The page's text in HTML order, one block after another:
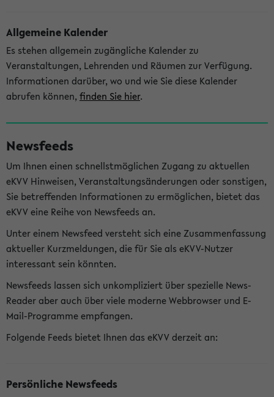
Allgemeine Kalender
Es stehen allgemein zugängliche Kalender zu
Veranstaltungen, Lehrenden und Räumen zur Verfügung.
Informationen darüber, wo und wie Sie diese Kalender
abrufen können, finden Sie hier.
Newsfeeds
Um Ihnen einen schnellstmöglichen Zugang zu aktuellen
eKVV Hinweisen, Veranstaltungsänderungen oder sonstigen,
Sie betreffenden Informationen zu ermöglichen, bietet das
eKVV eine Reihe von Newsfeeds an.
Unter einem Newsfeed versteht sich eine Zusammenfassung
aktueller Kurzmeldungen, die für Sie als eKVV-Nutzer
interessant sein könnten.
Newsfeeds lassen sich unkompliziert über spezielle News-
Reader aber auch über viele moderne Webbrowser und E-
Mail-Programme empfangen.
Folgende Feeds bietet Ihnen das eKVV derzeit an:
Persönliche Newsfeeds